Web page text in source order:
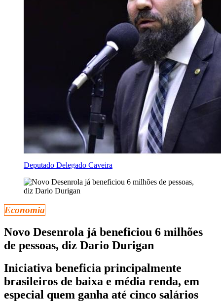
Deputado Delegado Caveira
Economia
Novo Desenrola já beneficiou 6 milhões
de pessoas, diz Dario Durigan
Iniciativa beneficia principalmente
brasileiros de baixa e média renda, em
especial quem ganha até cinco salários